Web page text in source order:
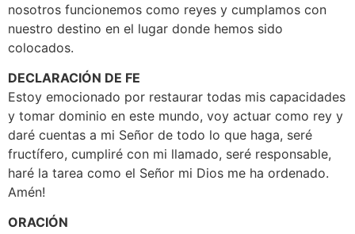
nosotros funcionemos como reyes y cumplamos con
nuestro destino en el lugar donde hemos sido
colocados.
DECLARACIÓN DE FE
Estoy emocionado por restaurar todas mis capacidades
y tomar dominio en este mundo, voy actuar como rey y
daré cuentas a mi Señor de todo lo que haga, seré
fructífero, cumpliré con mi llamado, seré responsable,
haré la tarea como el Señor mi Dios me ha ordenado.
Amén!
ORACIÓN